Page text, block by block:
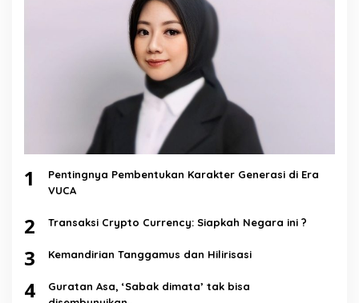
1
Pentingnya Pembentukan Karakter Generasi di Era
VUCA
2 Transaksi Crypto Currency: Siapkah Negara ini ?
3 Kemandirian Tanggamus dan Hilirisasi
4
Guratan Asa, ‘Sabak dimata’ tak bisa